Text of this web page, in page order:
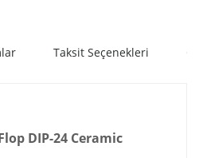
Taksit Seçenekleri
DIP-24 Ceramic